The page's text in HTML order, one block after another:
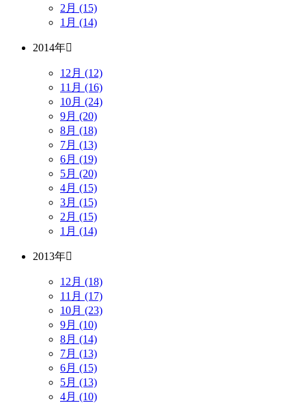
2月 (15)
1月 (14)
2014年
12月 (12)
11月 (16)
10月 (24)
9月 (20)
8月 (18)
7月 (13)
6月 (19)
5月 (20)
4月 (15)
3月 (15)
2月 (15)
1月 (14)
2013年
12月 (18)
11月 (17)
10月 (23)
9月 (10)
8月 (14)
7月 (13)
6月 (15)
5月 (13)
4月 (10)